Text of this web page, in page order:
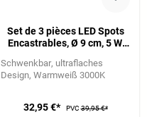
Set de 3 pièces LED Spots
Encastrables, Ø 9 cm, 5 W,
Schwenkbar ultraflaches
Design Warmweiß 3000K
32,95 €* PVC39,95 €*